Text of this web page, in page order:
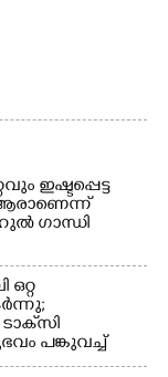
ഇഷ്ടപ്പെട്ട
ഗാന്ധി
പങ്കുവച്ച്